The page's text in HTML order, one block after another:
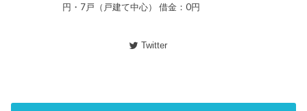
円・7戸（戸建て中心） 借金：0円
Twitter